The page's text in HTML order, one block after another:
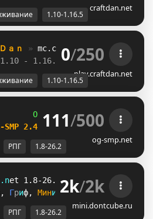
craftdan.net
1.10-1.16.5
ａｎ » mc.craftdan.net //
1.10 - 1.16.5 //
0/250
play.craftdan.net
1.10-1.16.5
OG -Network | 1.8 - 26.2
SMP 2.4
─ NEW DAILY QUESTS
111/500
og-smp.net
РПГ 1.8-26.2
. net 1.8-26.2 ?
Награды /free
, Гриф, Мини -Игры, Role a
2k/2k
mini.dontcube.ru
РПГ 1.8-26.2